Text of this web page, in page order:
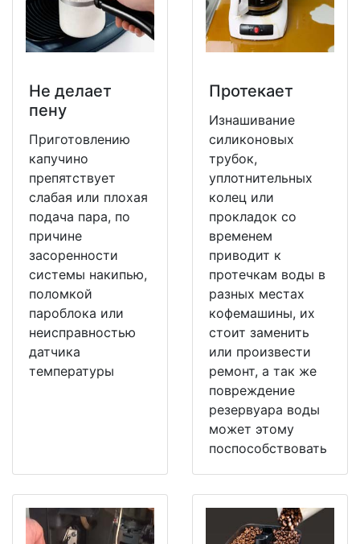
Не делает
пену
Приготовлению
капучино
препятствует
слабая или плохая
подача пара, по
причине
засоренности
системы накипью,
поломкой
пароблока или
неисправностью
датчика
температуры
Протекает
Изнашивание
силиконовых
трубок,
уплотнительных
колец или
прокладок со
временем
приводит к
протечкам воды в
разных местах
кофемашины, их
стоит заменить
или произвести
ремонт, а так же
повреждение
резервуара воды
может этому
поспособствовать